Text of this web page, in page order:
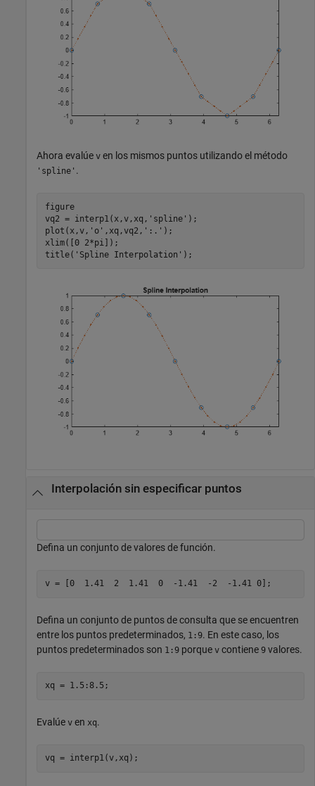
Ahora evalúe v en los mismos puntos utilizando el método
'spline' .
figure
vq2 = interp1(x,v,xq, 'spline' );
plot(x,v, 'o' ,xq,vq2, ':.' );
xlim([0 2*pi]);
title( 'Spline Interpolation' );
Interpolación sin especificar puntos
Defina un conjunto de valores de función.
v = [0  1.41  2  1.41  0  -1.41  -2  -1.41 0];
Defina un conjunto de puntos de consulta que se encuentren
entre los puntos predeterminados, 1:9. En este caso, los
puntos predeterminados son 1:9 porque v contiene 9 valores.
xq = 1.5:8.5;
Evalúe v en xq.
vq = interp1(v,xq);